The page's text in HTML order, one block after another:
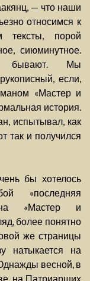
— что наши
относимся к
тексты, порой
сиюминутное.
бывают. Мы
если,
«Мастер и
история.
испытывал, как
так и получился
бы хотелось
«последняя
«Мастер и
более понятно
же страницы
натыкается на
весной, в
на Патриарших